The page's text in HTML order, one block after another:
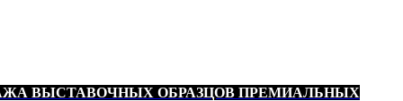
ВЫСТАВОЧНЫХ ОБРАЗЦОВ ПРЕМИАЛЬНЫХ